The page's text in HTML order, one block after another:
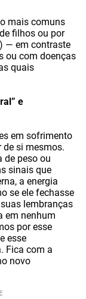
mais comuns
filhos ou por
— em contraste
ou com doenças
quais
e
em sofrimento
si mesmos.
de peso ou
sinais que
a energia
se ele fechasse
lembranças
em nenhum
por esse
esse
Fica com a
novo